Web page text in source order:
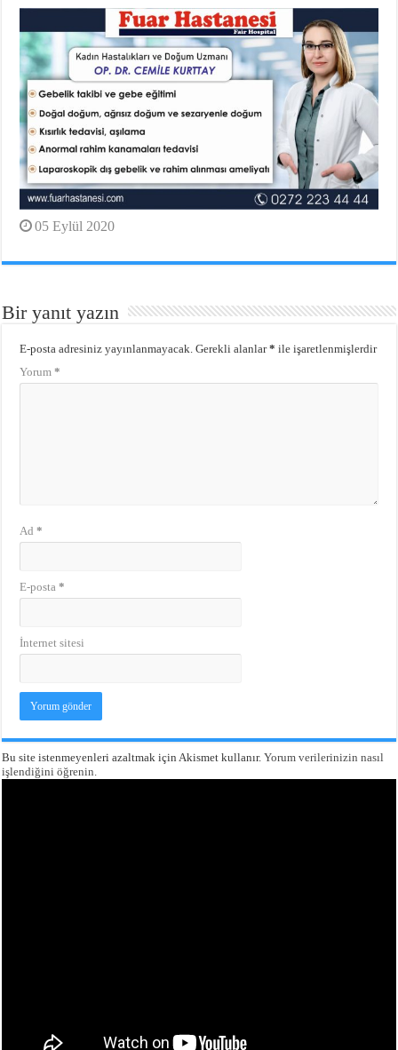
05 Eylül 2020
Bir yanıt yazın
E-posta adresiniz yayınlanmayacak. Gerekli alanlar* ile işaretlenmişlerdir
Yorum*
Ad*
E-posta*
İnternet sitesi
Bu site istenmeyenleri azaltmak için Akismet kullanır.Yorum verilerinizin nasıl
işlendiğini öğrenin.